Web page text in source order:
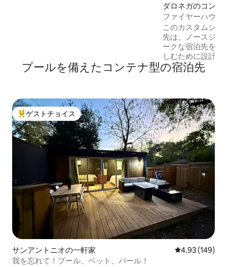
ダロネガのコンテ
ファイヤーハウス
このカスタムシッ
先は、ノースジョ
ークな宿泊先を持
しむために設計・
然にできるだけ近
に入らなくても
れた場所にあり、
ることができます
ジャグジー、また
上のデッキのどこ
ださい。
プールを備えたコンテナ型の宿泊先
大好評のゲストチョイスです。
ゲストチョイス
サンアントニオの一軒家 レビュー149
4.93 (149)
我を忘れて！プール、ペット、パール！